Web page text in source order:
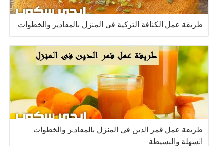
طريقة عمل الكنافة التركية فى المنزل بالمقادير والخطوات
طريقة عمل قمر الدين فى المنزل بالمقادير والخطوات
السهلة والبسيطة